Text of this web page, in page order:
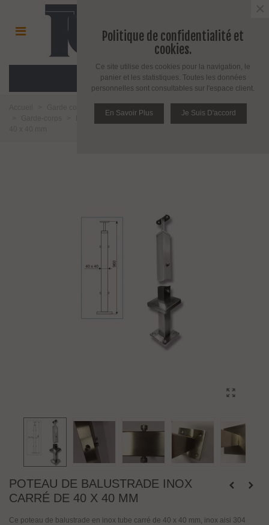
MENU
POTEAU DE BALUSTRADE INOX
CARRÉ DE 40 X 40 MM
Ce poteau de balustrade en inox tube carré de 40 x 40 mm, inox aisi 304
Politique de confidentialité et
cookies.
Ce site utilise des cookies pour la navigation, le
panier et les statistiques. Toutes les données
personnelles sont consultables sur l'espace client.
En Savoir Plus Je Suis D'accord